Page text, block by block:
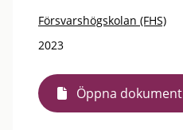
Försvarshögskolan (FHS)
2023
Öppna dokument